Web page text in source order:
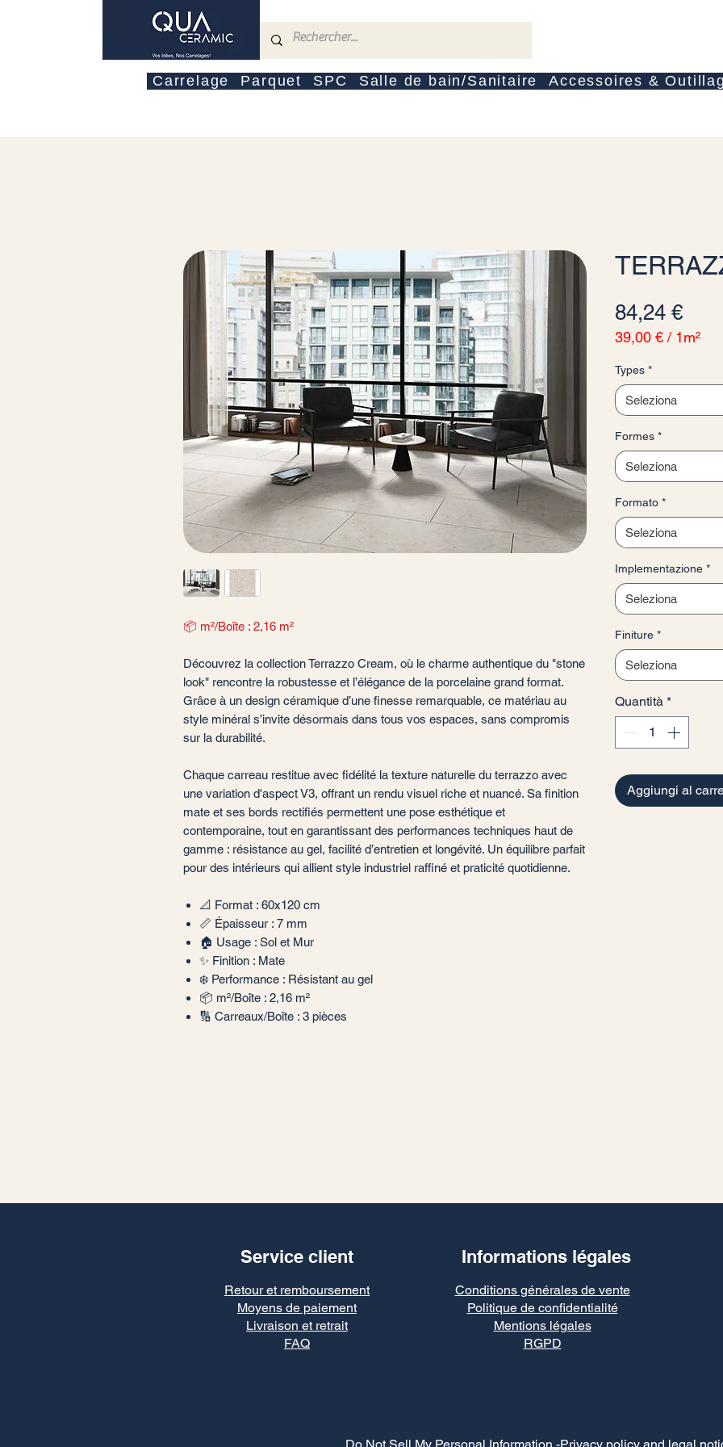
Carrelage Parquet SPC Salle de bain/Sanitaire Accessoires &
📦 m²/Boîte : 2,16 m²
Découvrez la collection Terrazzo Cream, où le charme authentique du "stone
look" rencontre la robustesse et l’élégance de la porcelaine grand format.
Grâce à un design céramique d’une finesse remarquable, ce matériau au
style minéral s’invite désormais dans tous vos espaces, sans compromis
sur la durabilité.
Chaque carreau restitue avec fidélité la texture naturelle du terrazzo avec
une variation d'aspect V3, offrant un rendu visuel riche et nuancé. Sa finition
mate et ses bords rectifiés permettent une pose esthétique et
contemporaine, tout en garantissant des performances techniques haut de
gamme : résistance au gel, facilité d’entretien et longévité. Un équilibre parfait
pour des intérieurs qui allient style industriel raffiné et praticité quotidienne.
📐 Format : 60x120 cm
📏 Épaisseur : 7 mm
🏠 Usage : Sol et Mur
✨ Finition : Mate
❄️ Performance : Résistant au gel
📦 m²/Boîte : 2,16 m²
🔢 Carreaux/Boîte : 3 pièces
84,24 €
39,00 € / 1m²
ogni
1
Metro
Types *
Seleziona
Formes *
Seleziona
Formato *
Seleziona
Implementazione *
Seleziona
Finiture *
Seleziona
Quantità *
Aggiungi al
Service client Informations légales
Retour et remboursement
Moyens de paiement
Livraison et retrait
FAQ
Conditions générales de vente
Politique de confidentialité
Mentions légales
RGPD